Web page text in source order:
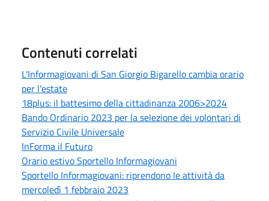
Contenuti correlati
L'Informagiovani di San Giorgio Bigarello cambia orario
per l'estate
18plus: il battesimo della cittadinanza 2006>2024
Bando Ordinario 2023 per la selezione dei volontari di
Servizio Civile Universale
InForma il Futuro
Orario estivo Sportello Informagiovani
Sportello Informagiovani: riprendono le attività da
mercoledì 1 febbraio 2023